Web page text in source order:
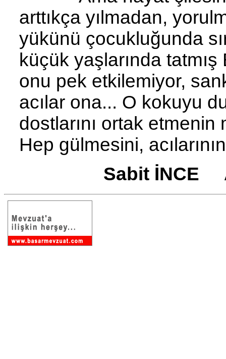
arttıkça yılmadan,
yükünü çocukluğunda
küçük yaşlarında
onu pek etkilemiyor,
acılar ona... O kokuyu
dostlarını ortak
Hep gülmesini,
Sabit İNCE